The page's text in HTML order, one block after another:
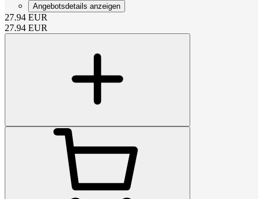
Angebotsdetails anzeigen
27.94 EUR
27.94 EUR